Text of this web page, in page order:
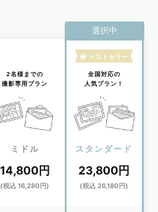
2名様までの
撮影専用プラン
ミドル
14,800円
(税込 16,280円)
選択中
ベストセラー
全国対応の
人気プラン！
スタンダード
23,800円
(税込 26,180円)